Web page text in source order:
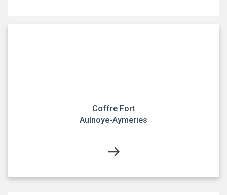
Coffre Fort
Aulnoye-Aymeries